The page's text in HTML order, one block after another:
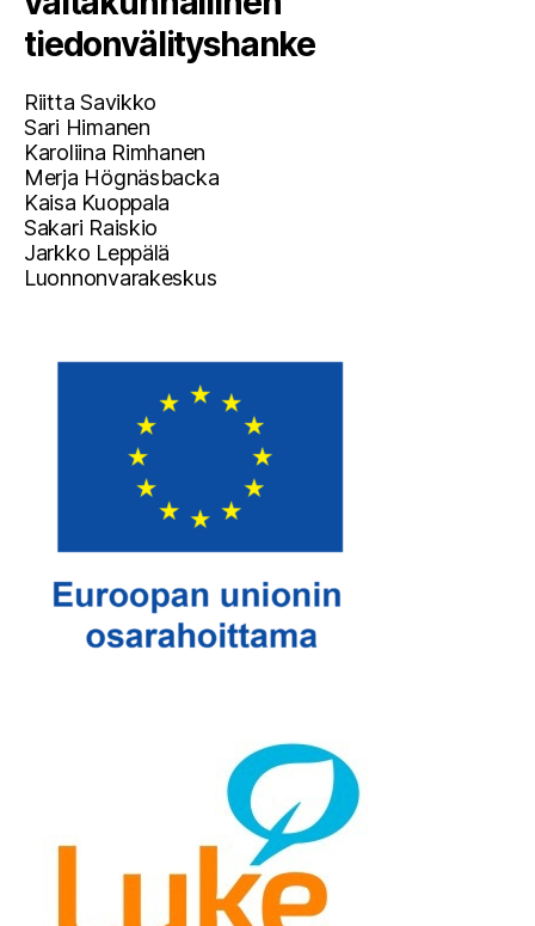
tiedonvälityshanke
Riitta Savikko
Sari Himanen
Karoliina Rimhanen
Merja Högnäsbacka
Kaisa Kuoppala
Sakari Raiskio
Jarkko Leppälä
Luonnonvarakeskus